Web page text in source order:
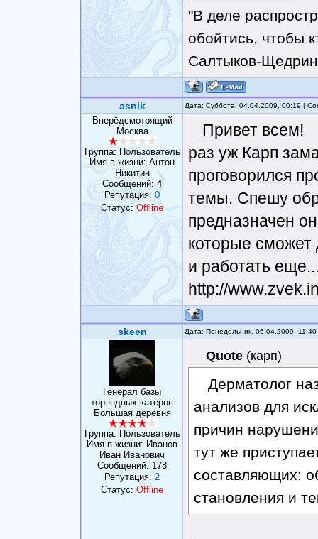
"В деле
обойтись, чтобы
Салтыков-
asnik Дата: Суббота, 04.04.2009, 00:19 |
Вперёдсмотрящий
Москва
Группа: Пользователь
Имя в жизни: Антон
Никитин
Сообщений: 4
Репутация: 0
Статус: Offline
Привет всем!
раз уж Карп
проговорился
темы. Спешу
предназначен
которые
и работать
http://
skeen Дата: Понедельник, 06.04.2009,
Генерал базы
торпедных катеров
Большая деревня
Группа: Пользователь
Имя в жизни: Иванов
Иван Иванович
Сообщений: 178
Репутация: 2
Статус: Offline
Quote (карп)
Дерматолог
анализов для
причин
тут же
составляющих:
становления и